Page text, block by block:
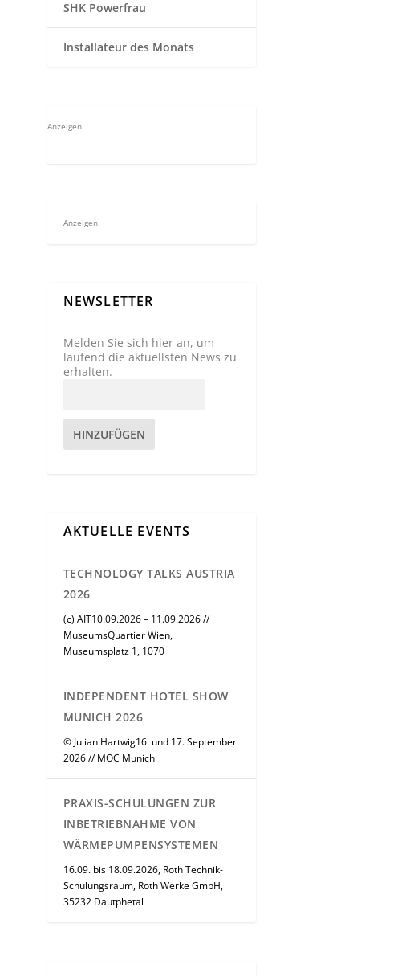
SHK Powerfrau
Installateur des Monats
Anzeigen
Anzeigen
NEWSLETTER
Melden Sie sich hier an, um
laufend die aktuellsten News zu
erhalten.
HINZUFÜGEN
AKTUELLE EVENTS
TECHNOLOGY TALKS AUSTRIA
2026
(c) AIT10.09.2026 – 11.09.2026 //
MuseumsQuartier Wien,
Museumsplatz 1, 1070
INDEPENDENT HOTEL SHOW
MUNICH 2026
© Julian Hartwig16. und 17. September
2026 // MOC Munich
PRAXIS-SCHULUNGEN ZUR
INBETRIEBNAHME VON
WÄRMEPUMPENSYSTEMEN
16.09. bis 18.09.2026, Roth Technik-
Schulungsraum, Roth Werke GmbH,
35232 Dautphetal